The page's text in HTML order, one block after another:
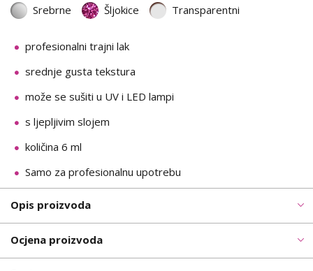
Srebrne Šljokice Transparentni
profesionalni trajni lak
srednje gusta tekstura
može se sušiti u UV i LED lampi
s ljepljivim slojem
količina 6 ml
Samo za profesionalnu upotrebu
Opis proizvoda
Ocjena proizvoda